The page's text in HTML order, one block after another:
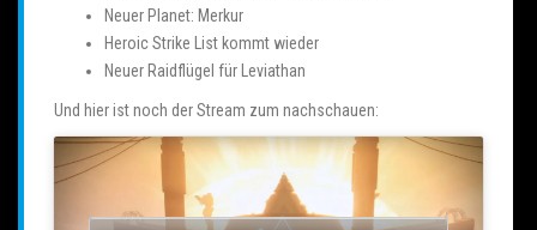
Neuer Planet: Merkur
Heroic Strike List kommt wieder
Neuer Raidflügel für Leviathan
Und hier ist noch der Stream zum nachschauen: